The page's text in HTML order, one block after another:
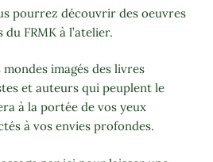
pourrez découvrir des oeuvres
FRMK à l’atelier.
imagés des livres
et auteurs qui peuplent le
à la portée de vos yeux
à vos envies profondes.